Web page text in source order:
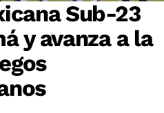
Sub-23
y avanza a la